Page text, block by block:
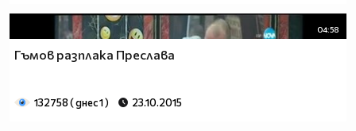
04:58
Гъмов разплака Преслава
132758 ( днес 1 ) 23.10.2015